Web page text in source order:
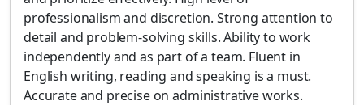
professionalism and discretion. Strong attention to
detail and problem-solving skills. Ability to work
independently and as part of a team. Fluent in
English writing, reading and speaking is a must.
Accurate and precise on administrative works.